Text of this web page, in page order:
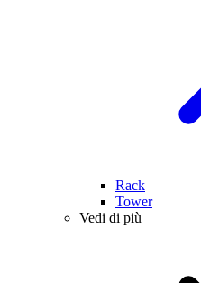
Rack
Tower
Vedi di più